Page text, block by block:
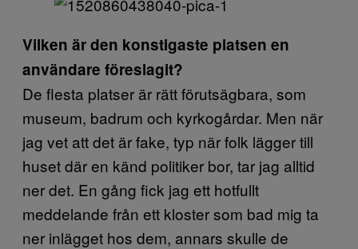
Vilken är den konstigaste platsen en
användare föreslagit?
De flesta platser är rätt förutsägbara, som
museum, badrum och kyrkogårdar. Men när
jag vet att det är fake, typ när folk lägger till
huset där en känd politiker bor, tar jag alltid
ner det. En gång fick jag ett hotfullt
meddelande från ett kloster som bad mig ta
ner inlägget hos dem, annars skulle de